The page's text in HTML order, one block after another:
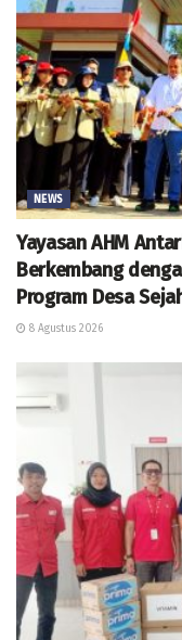
NEWS
Yayasan AHM
Berkembang
Program Desa
8 Agustus 2026